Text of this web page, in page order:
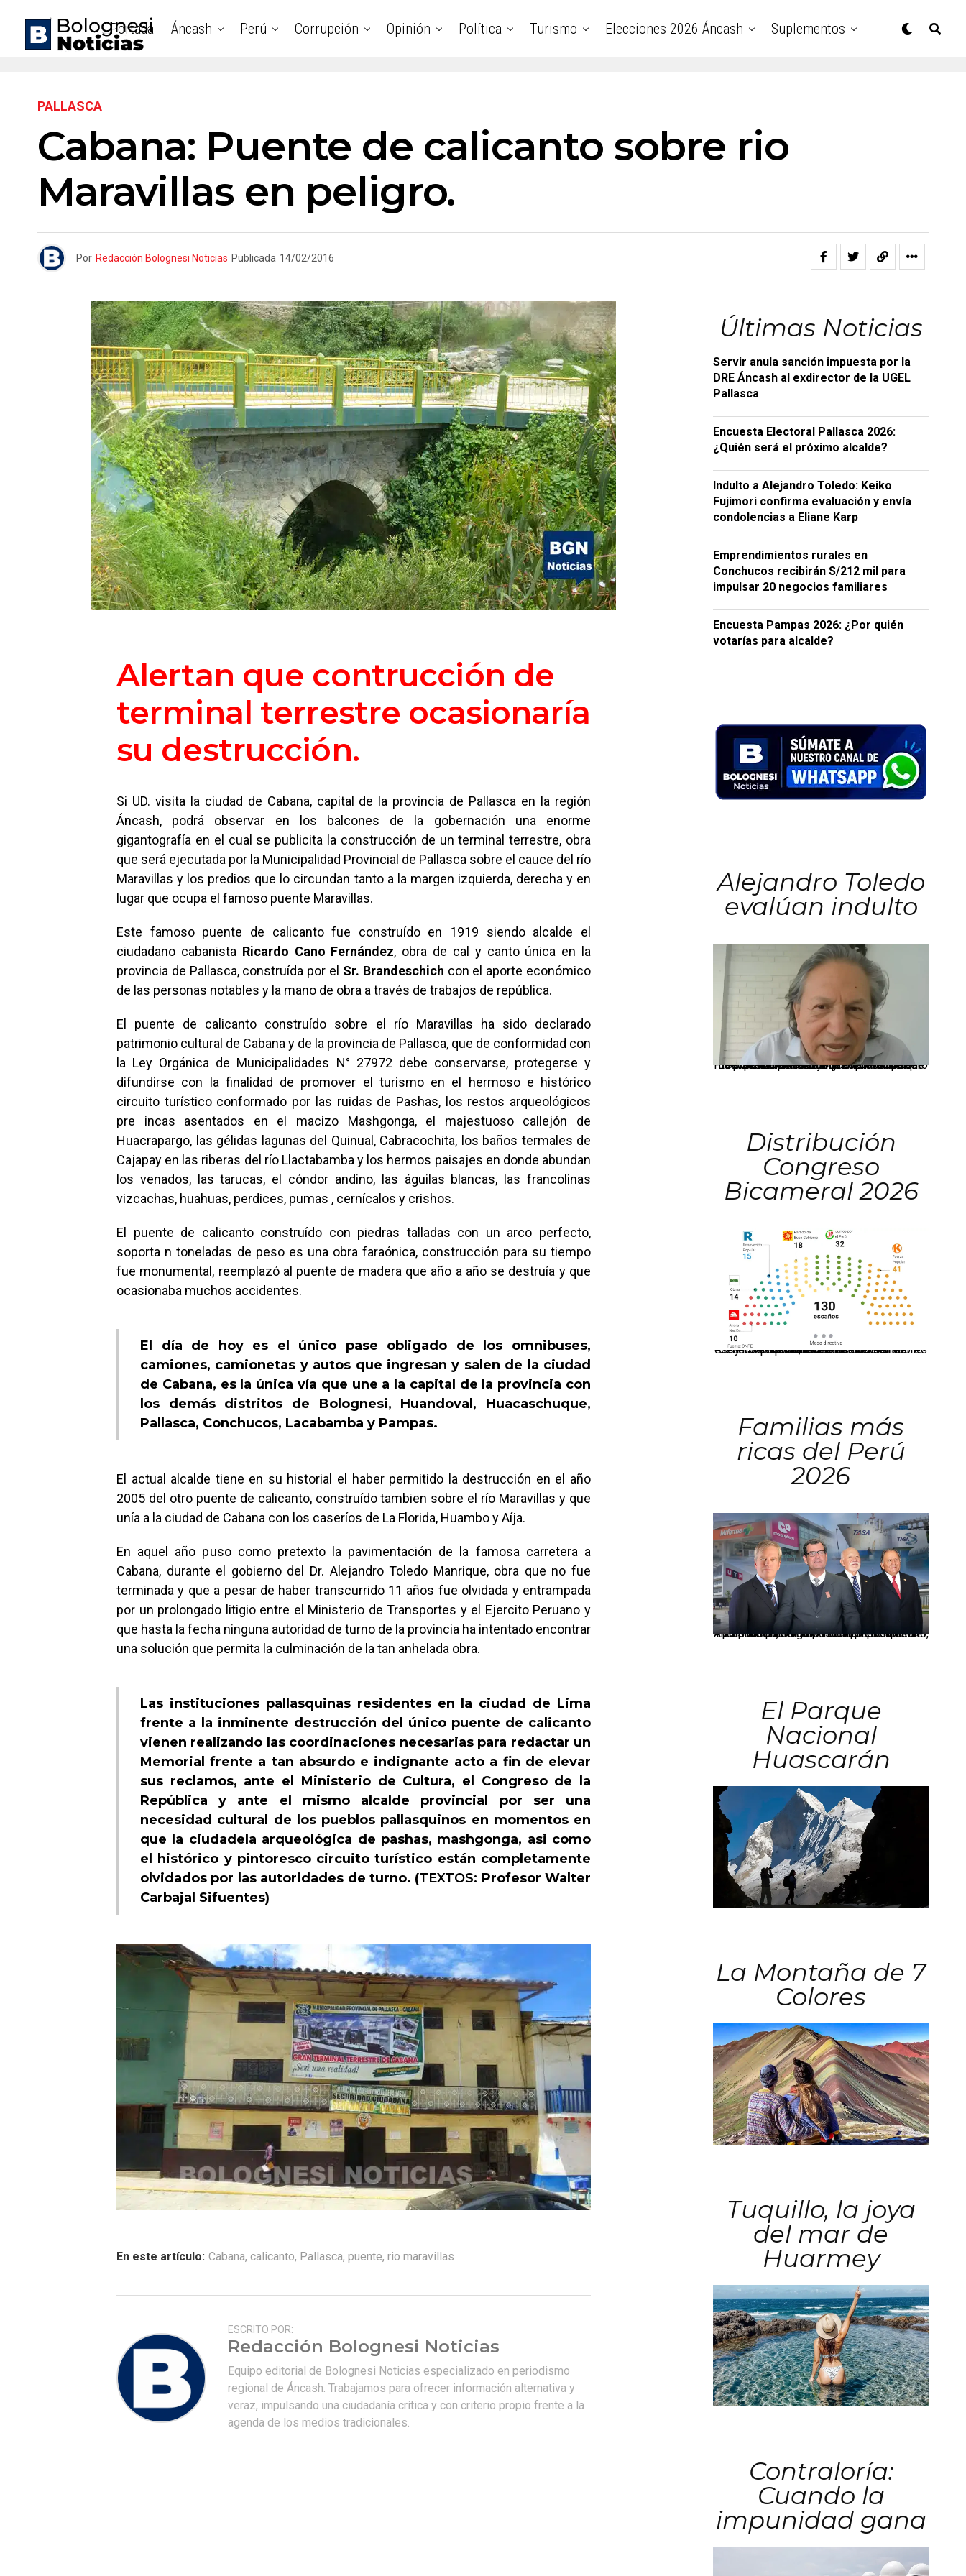
Portada Áncash Perú Corrupción Opinión Política Turismo Elecciones 2026 Áncash Suplementos
PALLASCA
Cabana: Puente de calicanto sobre rio
Maravillas en peligro.
Por Redacción Bolognesi Noticias Publicada 14/02/2016
Alertan que contrucción de
terminal terrestre ocasionaría
su destrucción.
Si UD. visita la ciudad de Cabana, capital de la provincia de Pallasca en la región
Áncash, podrá observar en los balcones de la gobernación una enorme
gigantografía en el cual se publicita la construcción de un terminal terrestre, obra
que será ejecutada por la Municipalidad Provincial de Pallasca sobre el cauce del río
Maravillas y los predios que lo circundan tanto a la margen izquierda, derecha y en
lugar que ocupa el famoso puente Maravillas.
Este famoso puente de calicanto fue construído en 1919 siendo alcalde el
ciudadano cabanista Ricardo Cano Fernández, obra de cal y canto única en la
provincia de Pallasca, construída por el Sr. Brandeschich con el aporte económico
de las personas notables y la mano de obra a través de trabajos de república.
El puente de calicanto construído sobre el río Maravillas ha sido declarado
patrimonio cultural de Cabana y de la provincia de Pallasca, que de conformidad con
la Ley Orgánica de Municipalidades N° 27972 debe conservarse, protegerse y
difundirse con la finalidad de promover el turismo en el hermoso e histórico
circuito turístico conformado por las ruidas de Pashas, los restos arqueológicos
pre incas asentados en el macizo Mashgonga, el majestuoso callejón de
Huacrapargo, las gélidas lagunas del Quinual, Cabracochita, los baños termales de
Cajapay en las riberas del río Llactabamba y los hermos paisajes en donde abundan
los venados, las tarucas, el cóndor andino, las águilas blancas, las francolinas
vizcachas, huahuas, perdices, pumas , cernícalos y crishos.
El puente de calicanto construído con piedras talladas con un arco perfecto,
soporta n toneladas de peso es una obra faraónica, construcción para su tiempo
fue monumental, reemplazó al puente de madera que año a año se destruía y que
ocasionaba muchos accidentes.
El día de hoy es el único pase obligado de los omnibuses,
camiones, camionetas y autos que ingresan y salen de la ciudad
de Cabana, es la única vía que une a la capital de la provincia con
los demás distritos de Bolognesi, Huandoval, Huacaschuque,
Pallasca, Conchucos, Lacabamba y Pampas.
El actual alcalde tiene en su historial el haber permitido la destrucción en el año
2005 del otro puente de calicanto, construído tambien sobre el río Maravillas y que
unía a la ciudad de Cabana con los caseríos de La Florida, Huambo y Aíja.
En aquel año puso como pretexto la pavimentación de la famosa carretera a
Cabana, durante el gobierno del Dr. Alejandro Toledo Manrique, obra que no fue
terminada y que a pesar de haber transcurrido 11 años fue olvidada y entrampada
por un prolongado litigio entre el Ministerio de Transportes y el Ejercito Peruano y
que hasta la fecha ninguna autoridad de turno de la provincia ha intentado encontrar
una solución que permita la culminación de la tan anhelada obra.
Las instituciones pallasquinas residentes en la ciudad de Lima
frente a la inminente destrucción del único puente de calicanto
vienen realizando las coordinaciones necesarias para redactar un
Memorial frente a tan absurdo e indignante acto a fin de elevar
sus reclamos, ante el Ministerio de Cultura, el Congreso de la
República y ante el mismo alcalde provincial por ser una
necesidad cultural de los pueblos pallasquinos en momentos en
que la ciudadela arqueológica de pashas, mashgonga, asi como
el histórico y pintoresco circuito turístico están completamente
olvidados por las autoridades de turno. (TEXTOS: Profesor Walter
Carbajal Sifuentes)
En este artículo: Cabana, calicanto, Pallasca, puente, rio maravillas
ESCRITO POR:
Redacción Bolognesi Noticias
Equipo editorial de Bolognesi Noticias especializado en periodismo
regional de Áncash. Trabajamos para ofrecer información alternativa y
veraz, impulsando una ciudadanía crítica y con criterio propio frente a la
agenda de los medios tradicionales.
Últimas Noticias
Servir anula sanción impuesta por la
DRE Áncash al exdirector de la UGEL
Pallasca
Encuesta Electoral Pallasca 2026:
¿Quién será el próximo alcalde?
Indulto a Alejandro Toledo: Keiko
Fujimori confirma evaluación y envía
condolencias a Eliane Karp
Emprendimientos rurales en
Conchucos recibirán S/212 mil para
impulsar 20 negocios familiares
Encuesta Pampas 2026: ¿Por quién
votarías para alcalde?
Alejandro Toledo
evalúan indulto
La presidenta Keiko Fujimori informó que la solicitud de indulto presentada por el expresidente Alejandro Toledo será evaluada por la Comisión de Gracias Presidenciales conforme al procedimiento establecido.
Distribución
Congreso
Bicameral 2026
El JNE oficializó la distribución de escaños para la elección de 60 senadores y 130 diputados en las Elecciones Generales 2026, tras el restablecimiento de la Bicameralidad.
Familias más
ricas del Perú
2026
Los principales grupos empresariales del país mantienen una fuerte presencia en Áncash mediante inversiones en comercio, educación, salud e industria pesquera.
El Parque
Nacional
Huascarán
La Montaña de 7
Colores
Tuquillo, la joya
del mar de
Huarmey
Contraloría:
Cuando la
impunidad gana